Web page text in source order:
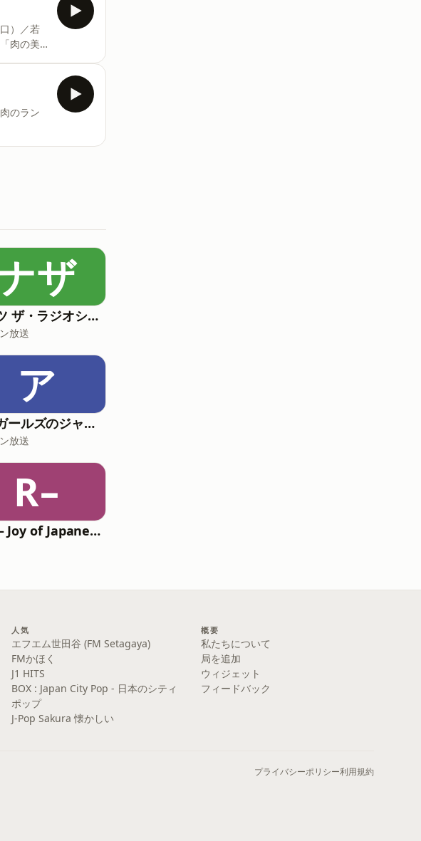
）／若
肉の美
のラン
ザ
ナイツ ザ・ラジオショー【最新回のみ】
放送
ア
アンガールズのジャンピン[-オールナイトニッポンPODCAST-]
放送
R–
Ren – Joy of Japanese Podcast
人気
エフエム世田谷 (FM Setagaya)
FMかほく
J1 HITS
BOX : Japan City Pop - 日本のシティ
ポップ
J-Pop Sakura 懐かしい
概要
私たちについて
局を追加
ウィジェット
フィードバック
プライバシーポリシー利用規約